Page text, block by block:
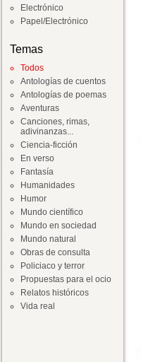
Electrónico
Papel/Electrónico
Temas
Todos
Antologías de cuentos
Antologías de poemas
Aventuras
Canciones, rimas,
adivinanzas...
Ciencia-ficción
En verso
Fantasía
Humanidades
Humor
Mundo científico
Mundo en sociedad
Mundo natural
Obras de consulta
Policiaco y terror
Propuestas para el ocio
Relatos históricos
Vida real